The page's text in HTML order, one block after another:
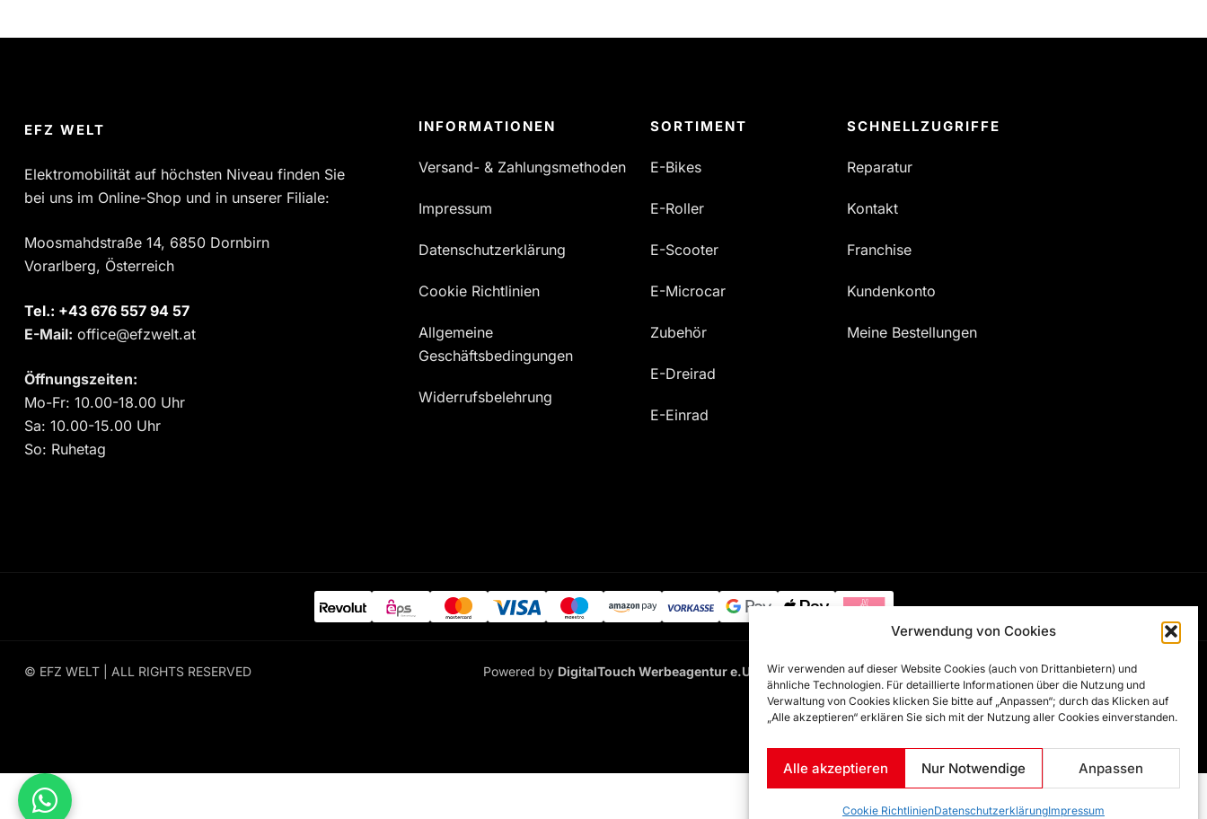
Verwendung von Cookies
Wir verwenden auf dieser Website Cookies (auch von Drittanbietern) und
ähnliche Technologien. Für detaillierte Informationen über die Nutzung und
Verwaltung von Cookies klicken Sie bitte auf „Anpassen“; durch das Klicken auf
„Alle akzeptieren“ erklären Sie sich mit der Nutzung aller Cookies einverstanden.
Alle akzeptieren Nur Notwendige Anpassen
Cookie RichtlinienDatenschutzerklärungImpressum
EFZ WELT
Elektromobilität auf höchsten Niveau finden Sie
bei uns im Online-Shop und in unserer Filiale:
Moosmahdstraße 14, 6850 Dornbirn
Vorarlberg, Österreich
Tel.: ‎+43 676 557 94 57
E-Mail: office@efzwelt.at
Öffnungszeiten:
Mo-Fr: 10.00-18.00 Uhr
Sa: 10.00-15.00 Uhr
So: Ruhetag
INFORMATIONEN
Versand- & Zahlungsmethoden
Impressum
Datenschutzerklärung
Cookie Richtlinien
Allgemeine
Geschäftsbedingungen
Widerrufsbelehrung
SORTIMENT
E-Bikes
E-Roller
E-Scooter
E-Microcar
Zubehör
E-Dreirad
E-Einrad
SCHNELLZUGRIFFE
Reparatur
Kontakt
Franchise
Kundenkonto
Meine Bestellungen
© EFZ WELT | ALL RIGHTS RESERVED Powered by DigitalTouch Werbeagentur e.U. Developed byArtsha Interactive